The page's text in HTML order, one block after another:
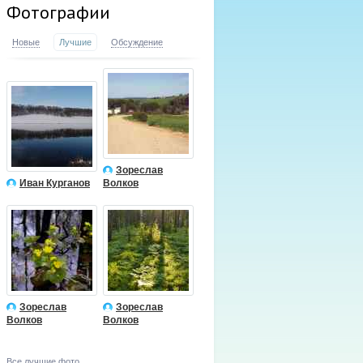
Фотографии
Новые Лучшие Обсуждение
Иван Курганов
Зореслав
Волков
Зореслав
Волков
Зореслав
Волков